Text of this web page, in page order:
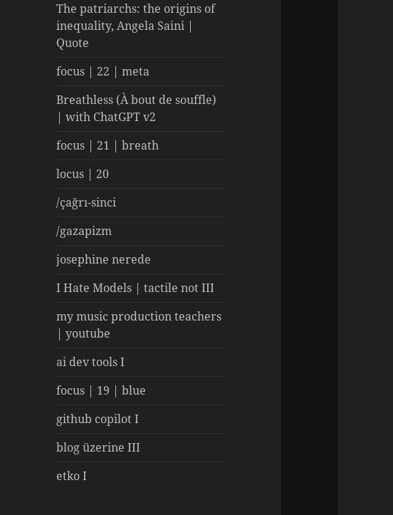
The patriarchs: the origins of
inequality, Angela Saini |
Quote
focus | 22 | meta
Breathless (À bout de souffle)
| with ChatGPT v2
focus | 21 | breath
locus | 20
/çağrı-sinci
/gazapizm
josephine nerede
I Hate Models | tactile not III
my music production teachers
| youtube
ai dev tools I
focus | 19 | blue
github copilot I
blog üzerine III
etko I